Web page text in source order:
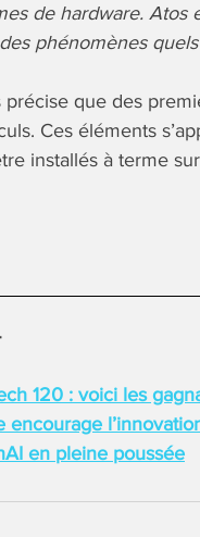
de hardware.
phénomènes quels
précise que des
Ces éléments
installés à terme
120 : voici les
encourage
en pleine poussée